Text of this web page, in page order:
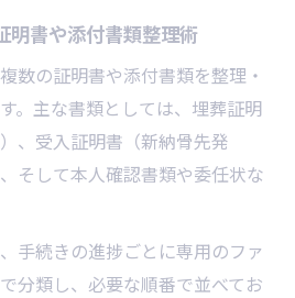
明書や添付書類整理術
数の証明書や添付書類を整理・
。主な書類としては、埋葬証明
、受入証明書（新納骨先発
そして本人確認書類や委任状な
手続きの進捗ごとに専用のファ
分類し、必要な順番で並べてお